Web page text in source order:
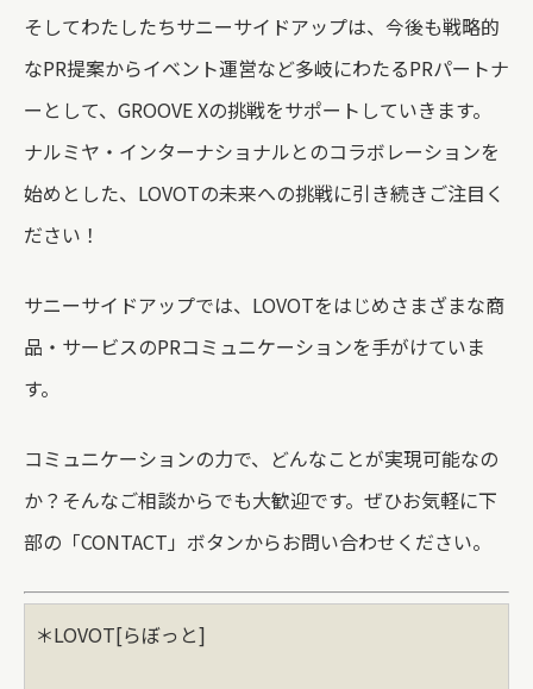
そしてわたしたちサニーサイドアップは、今後も戦略的
なPR提案からイベント運営など多岐にわたるPRパートナ
ーとして、GROOVE Xの挑戦をサポートしていきます。
ナルミヤ・インターナショナルとのコラボレーションを
始めとした、LOVOTの未来への挑戦に引き続きご注目く
ださい！
サニーサイドアップでは、LOVOTをはじめさまざまな商
品・サービスのPRコミュニケーションを手がけていま
す。
コミュニケーションの力で、どんなことが実現可能なの
か？そんなご相談からでも大歓迎です。ぜひお気軽に下
部の「CONTACT」ボタンからお問い合わせください。
＊LOVOT[らぼっと]